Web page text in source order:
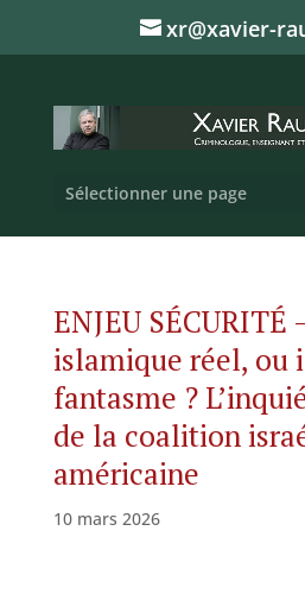
xr@xavier-
Sélectionner une page
ENJEU SÉCURITÉ
islamique réel, ou
fantasme ?
de la coalition
américaine
10 mars 2026